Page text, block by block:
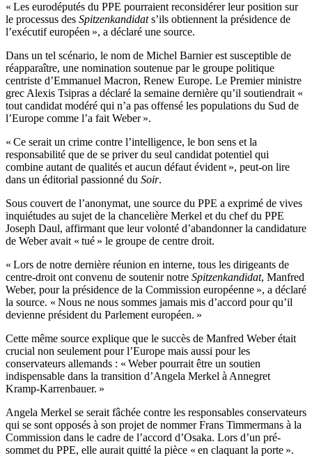
« Les eurodéputés du PPE pourraient reconsidérer leur position sur
le processus des Spitzenkandidats’ils obtiennent la présidence de
l’exécutif européen », a déclaré une source.
Dans un tel scénario, le nom de Michel Barnier est susceptible de
réapparaître, une nomination soutenue par le groupe politique
centriste d’Emmanuel Macron, Renew Europe. Le Premier ministre
grec Alexis Tsipras a déclaré la semaine dernière qu’il soutiendrait «
tout candidat modéré qui n’a pas offensé les populations du Sud de
l’Europe comme l’a fait Weber ».
« Ce serait un crime contre l’intelligence, le bon sens et la
responsabilité que de se priver du seul candidat potentiel qui
combine autant de qualités et aucun défaut évident », peut-on lire
dans un éditorial passionné du Soir.
Sous couvert de l’anonymat, une source du PPE a exprimé de vives
inquiétudes au sujet de la chancelière Merkel et du chef du PPE
Joseph Daul, affirmant que leur volonté d’abandonner la candidature
de Weber avait « tué » le groupe de centre droit.
« Lors de notre dernière réunion en interne, tous les dirigeants de
centre-droit ont convenu de soutenir notre Spitzenkandidat, Manfred
Weber, pour la présidence de la Commission européenne », a déclaré
la source. « Nous ne nous sommes jamais mis d’accord pour qu’il
devienne président du Parlement européen. »
Cette même source explique que le succès de Manfred Weber était
crucial non seulement pour l’Europe mais aussi pour les
conservateurs allemands : « Weber pourrait être un soutien
indispensable dans la transition d’Angela Merkel à Annegret
Kramp-Karrenbauer. »
Angela Merkel se serait fâchée contre les responsables conservateurs
qui se sont opposés à son projet de nommer Frans Timmermans à la
Commission dans le cadre de l’accord d’Osaka. Lors d’un pré-
sommet du PPE, elle aurait quitté la pièce « en claquant la porte ».